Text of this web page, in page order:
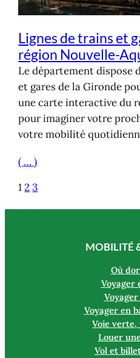
Lignes de trains et
région Nouvelle-
Le département dispose
et gares de la Gironde
une carte interactive du
pour imaginer votre
votre mobilité
( … )
123
MOBILITÉ
Où
Voyager
Voyager en
Voie
Louer
Vol et